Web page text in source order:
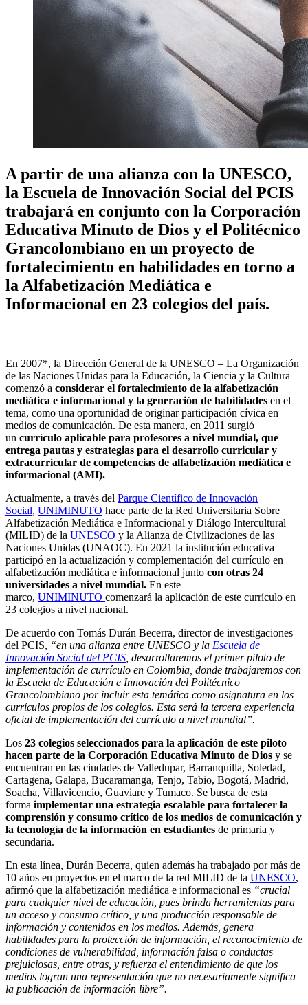
A partir de una alianza con la UNESCO,
la Escuela de Innovación Social del PCIS
trabajará en conjunto con la Corporación
Educativa Minuto de Dios y el Politécnico
Grancolombiano en un proyecto de
fortalecimiento en habilidades en torno a
la Alfabetización Mediática e
Informacional en 23 colegios del país.
En 2007*, la Dirección General de la UNESCO – La Organización
de las Naciones Unidas para la Educación, la Ciencia y la Cultura
comenzó a considerar el fortalecimiento de la alfabetización
mediática e informacional y la generación de habilidades en el
tema, como una oportunidad de originar participación cívica en
medios de comunicación. De esta manera, en 2011 surgió
un currículo aplicable para profesores a nivel mundial, que
entrega pautas y estrategias para el desarrollo curricular y
extracurricular de competencias de alfabetización mediática e
informacional (AMI).
Actualmente, a través del Parque Científico de Innovación
Social, UNIMINUTO hace parte de la Red Universitaria Sobre
Alfabetización Mediática e Informacional y Diálogo Intercultural
(MILID) de la UNESCO y la Alianza de Civilizaciones de las
Naciones Unidas (UNAOC). En 2021 la institución educativa
participó en la actualización y complementación del currículo en
alfabetización mediática e informacional junto con otras 24
universidades a nivel mundial. En este
marco, UNIMINUTO comenzará la aplicación de este currículo en
23 colegios a nivel nacional.
De acuerdo con Tomás Durán Becerra, director de investigaciones
del PCIS, “en una alianza entre UNESCO y la Escuela de
Innovación Social del PCIS , desarrollaremos el primer piloto de
implementación de currículo en Colombia, donde trabajaremos con
la Escuela de Educación e Innovación del Politécnico
Grancolombiano por incluir esta temática como asignatura en los
currículos propios de los colegios. Esta será la tercera experiencia
oficial de implementación del currículo a nivel mundial”.
Los 23 colegios seleccionados para la aplicación de este piloto
hacen parte de la Corporación Educativa Minuto de Dios y se
encuentran en las ciudades de Valledupar, Barranquilla, Soledad,
Cartagena, Galapa, Bucaramanga, Tenjo, Tabio, Bogotá, Madrid,
Soacha, Villavicencio, Guaviare y Tumaco. Se busca de esta
forma implementar una estrategia escalable para fortalecer la
comprensión y consumo crítico de los medios de comunicación y
la tecnología de la información en estudiantes de primaria y
secundaria.
En esta línea, Durán Becerra, quien además ha trabajado por más de
10 años en proyectos en el marco de la red MILID de la UNESCO,
afirmó que la alfabetización mediática e informacional es “crucial
para cualquier nivel de educación, pues brinda herramientas para
un acceso y consumo crítico, y una producción responsable de
información y contenidos en los medios. Además, genera
habilidades para la protección de información, el reconocimiento de
condiciones de vulnerabilidad, información falsa o conductas
prejuiciosas, entre otras, y refuerza el entendimiento de que los
medios logran una representación que no necesariamente significa
la publicación de información libre”.